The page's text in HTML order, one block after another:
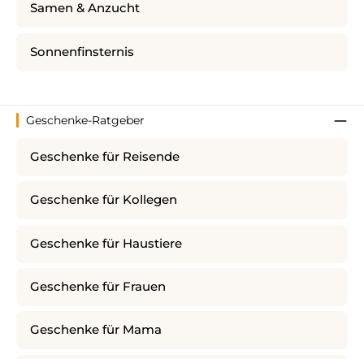
Samen & Anzucht
Sonnenfinsternis
Geschenke-Ratgeber
Geschenke für Reisende
Geschenke für Kollegen
Geschenke für Haustiere
Geschenke für Frauen
Geschenke für Mama